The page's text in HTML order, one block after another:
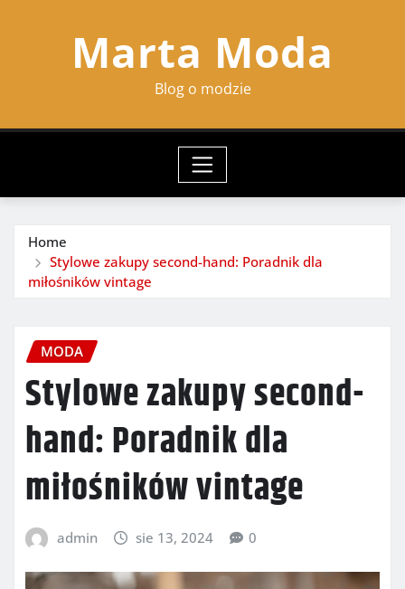
Marta Moda
Blog o modzie
Home
Stylowe zakupy second-hand: Poradnik dla
miłośników vintage
MODA
Stylowe zakupy second-
hand: Poradnik dla
miłośników vintage
admin sie 13, 2024 0